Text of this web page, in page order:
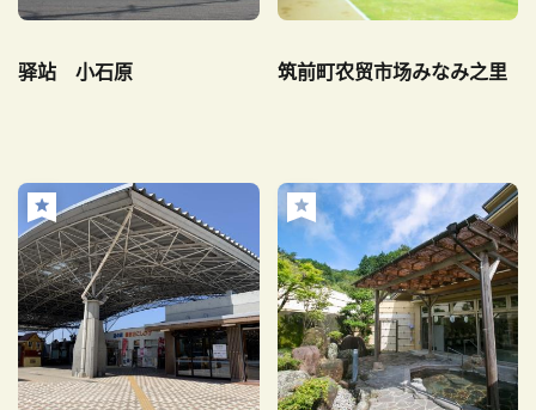
驿站 小石原 筑前町农贸市场みなみ之里